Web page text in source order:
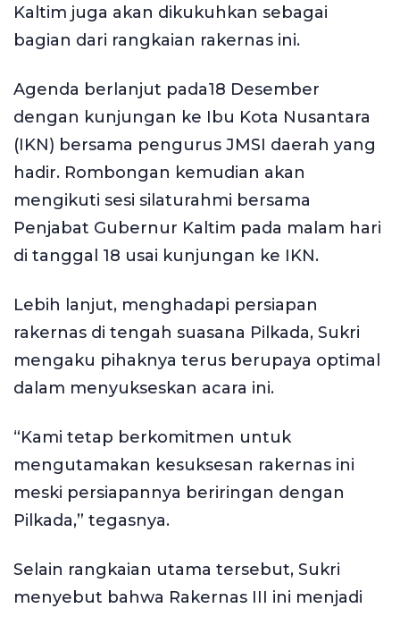
Kaltim juga akan dikukuhkan sebagai
bagian dari rangkaian rakernas ini.
Agenda berlanjut pada18 Desember
dengan kunjungan ke Ibu Kota Nusantara
(IKN) bersama pengurus JMSI daerah yang
hadir. Rombongan kemudian akan
mengikuti sesi silaturahmi bersama
Penjabat Gubernur Kaltim pada malam hari
di tanggal 18 usai kunjungan ke IKN.
Lebih lanjut, menghadapi persiapan
rakernas di tengah suasana Pilkada, Sukri
mengaku pihaknya terus berupaya optimal
dalam menyukseskan acara ini.
“Kami tetap berkomitmen untuk
mengutamakan kesuksesan rakernas ini
meski persiapannya beriringan dengan
Pilkada,” tegasnya.
Selain rangkaian utama tersebut, Sukri
menyebut bahwa Rakernas III ini menjadi